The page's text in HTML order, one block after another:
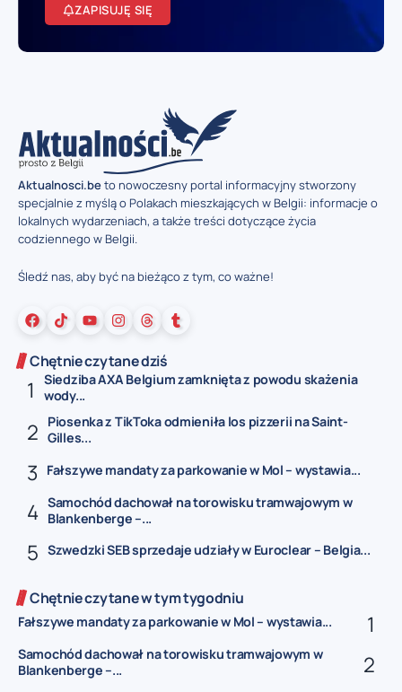
ZAPISUJĘ SIĘ
Aktualnosci.beto nowoczesny portal informacyjny stworzony
specjalnie z myślą o Polakach mieszkających w Belgii: informacje o
lokalnych wydarzeniach, a także treści dotyczące życia
codziennego w Belgii.
Śledź nas, aby być na bieżąco z tym, co ważne!
Chętnie czytane dziś
Siedziba AXA Belgium zamknięta z powodu skażenia
wody...
Piosenka z TikToka odmieniła los pizzerii na Saint-
Gilles...
Fałszywe mandaty za parkowanie w Mol – wystawia...
Samochód dachował na torowisku tramwajowym w
Blankenberge –...
Szwedzki SEB sprzedaje udziały w Euroclear – Belgia...
Chętnie czytane w tym tygodniu
Fałszywe mandaty za parkowanie w Mol – wystawia...
Samochód dachował na torowisku tramwajowym w
Blankenberge –...